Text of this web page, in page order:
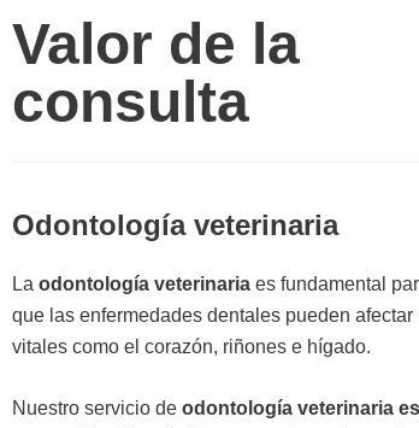
Valor de la
consulta
Odontología veterinaria
La odontología veterinaria es fundamental
que las enfermedades dentales pueden
vitales como el corazón, riñones e hígado.
Nuestro servicio de odontología veterinaria